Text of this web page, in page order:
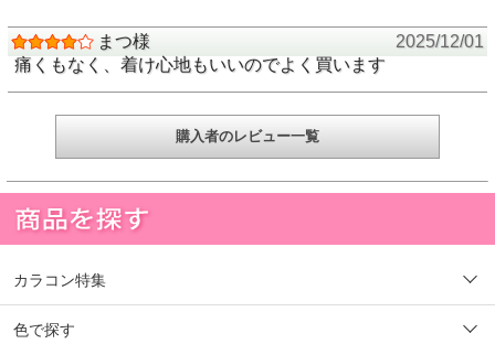
まつ様
2025/12/01
痛くもなく、着け心地もいいのでよく買います
購入者のレビュー一覧
カラコン特集
色で探す